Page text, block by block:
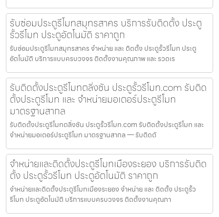
รับซ่อมประตูรีโมทสมุทรสาคร บริการรับติดตั้ง ประตู
รั้วรีโมท ประตูอัตโนมัติ ราคาถูก
รับซ่อมประตูรีโมทสมุทรสาคร จำหน่าย และ ติดตั้ง ประตูรั้วรีโมท ประตู
อัตโนมัติ บริการแบบครบวงจร ติดตั้งงานคุณภาพ และ รวดเร
รับติดตั้งประตูรีโมทตลิ่งชัน ประตูรั้วรีโมท.com รับติด
ตั้งประตูรีโมท และ จำหน่ายมอเตอร์ประตูรีโมท
มาตรฐานสากล
รับติดตั้งประตูรีโมทตลิ่งชัน ประตูรั้วรีโมท.com รับติดตั้งประตูรีโมท และ
จำหน่ายมอเตอร์ประตูรีโมท มาตรฐานสากล — รับติดตั
จำหน่ายและติดตั้งประตูรีโมทเมืองระยอง บริการรับติด
ตั้ง ประตูรั้วรีโมท ประตูอัตโนมัติ ราคาถูก
จำหน่ายและติดตั้งประตูรีโมทเมืองระยอง จำหน่าย และ ติดตั้ง ประตูรั้ว
รีโมท ประตูอัตโนมัติ บริการแบบครบวงจร ติดตั้งงานคุณภา